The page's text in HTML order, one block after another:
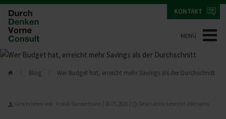
MENÜ
KONTAKT
Blog Wer Budget hat, erreicht mehr Savings als der Durchschnitt
Geschrieben von: Frank Sundermann | 26.05.2026| Geschätzte Lesezeit 3 Minuten